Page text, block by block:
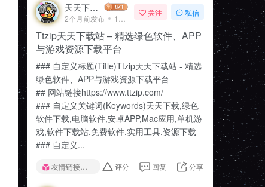
天天下载Ttzip
2个月前发布 16次阅读
关注 私信
Ttzip天天下载站 – 精选绿色软件、APP
与游戏资源下载平台
### 自定义标题(Title)Ttzip天天下载站 - 精选
绿色软件、APP与游戏资源下载平台
## 网站链接https://www.ttzip.com/
### 自定义关键词(Keywords)天天下载,绿色
软件下载,电脑软件,安卓APP,Mac应用,单机游
戏,软件下载站,免费软件,实用工具,资源下载
### 自定义...
友情链接交换 评分 回复 分享